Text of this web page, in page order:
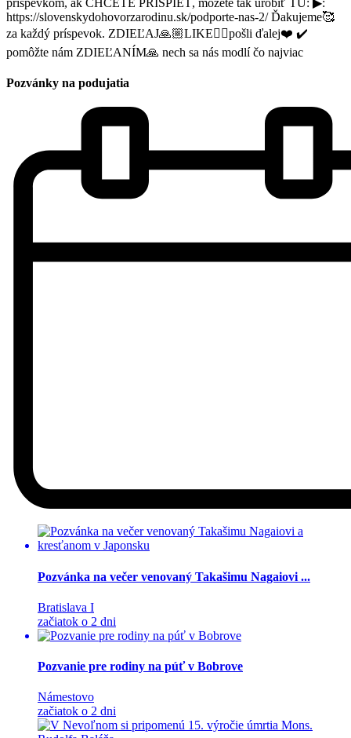
https://slovenskydohovorzarodinu.sk/podporte-nas-2/ Ďakujeme🥰
za každý príspevok. ZDIEĽAJ🙏🏼LIKE👍🏼pošli ďalej❤️ ✔️
pomôžte nám ZDIEĽANÍM🙏 nech sa nás modlí čo najviac
Pozvánky na podujatia
Pozvánka na večer venovaný Takašimu Nagaiovi ...
Bratislava I
začiatok o 2 dni
Pozvanie pre rodiny na púť v Bobrove
Námestovo
začiatok o 2 dni